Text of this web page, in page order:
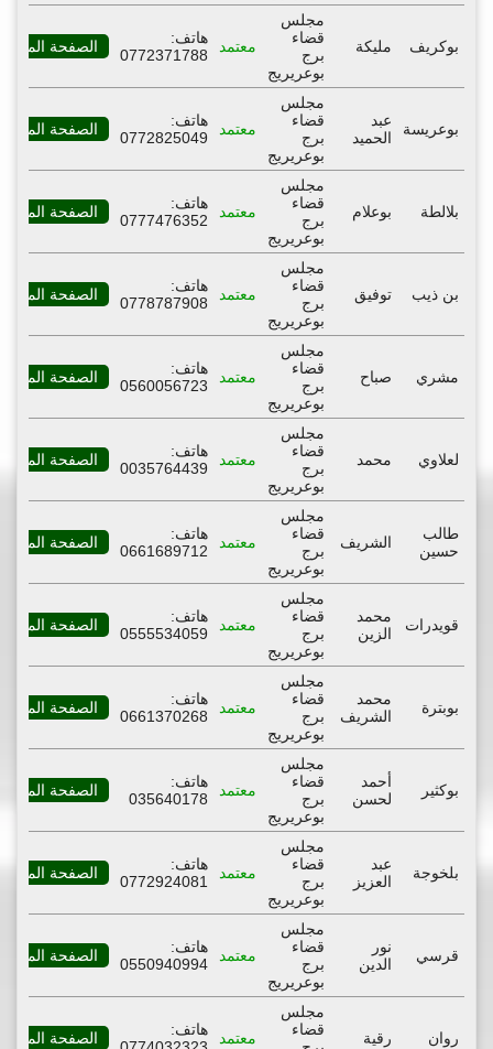
بوكريف مليكة
مجلس
قضاء
برج
بوعريريج
معتمد
هاتف:
0772371788
الصفحة المهنية
بوعريسة
عبد
الحميد
مجلس
قضاء
برج
بوعريريج
معتمد
هاتف:
0772825049
الصفحة المهنية
بلالطة بوعلام
مجلس
قضاء
برج
بوعريريج
معتمد
هاتف:
0777476352
الصفحة المهنية
بن ذيب توفيق
مجلس
قضاء
برج
بوعريريج
معتمد
هاتف:
0778787908
الصفحة المهنية
مشري صباح
مجلس
قضاء
برج
بوعريريج
معتمد
هاتف:
0560056723
الصفحة المهنية
لعلاوي محمد
مجلس
قضاء
برج
بوعريريج
معتمد
هاتف:
0035764439
الصفحة المهنية
طالب
حسين
الشريف
مجلس
قضاء
برج
بوعريريج
معتمد
هاتف:
0661689712
الصفحة المهنية
قويدرات
محمد
الزين
مجلس
قضاء
برج
بوعريريج
معتمد
هاتف:
0555534059
الصفحة المهنية
بوبترة
محمد
الشريف
مجلس
قضاء
برج
بوعريريج
معتمد
هاتف:
0661370268
الصفحة المهنية
بوكثير
أحمد
لحسن
مجلس
قضاء
برج
بوعريريج
معتمد
هاتف:
035640178
الصفحة المهنية
بلخوجة
عبد
العزيز
مجلس
قضاء
برج
بوعريريج
معتمد
هاتف:
0772924081
الصفحة المهنية
قرسي
نور
الدين
مجلس
قضاء
برج
بوعريريج
معتمد
هاتف:
0550940994
الصفحة المهنية
روان رقية
مجلس
قضاء
معتمد
هاتف:
الصفحة المهنية